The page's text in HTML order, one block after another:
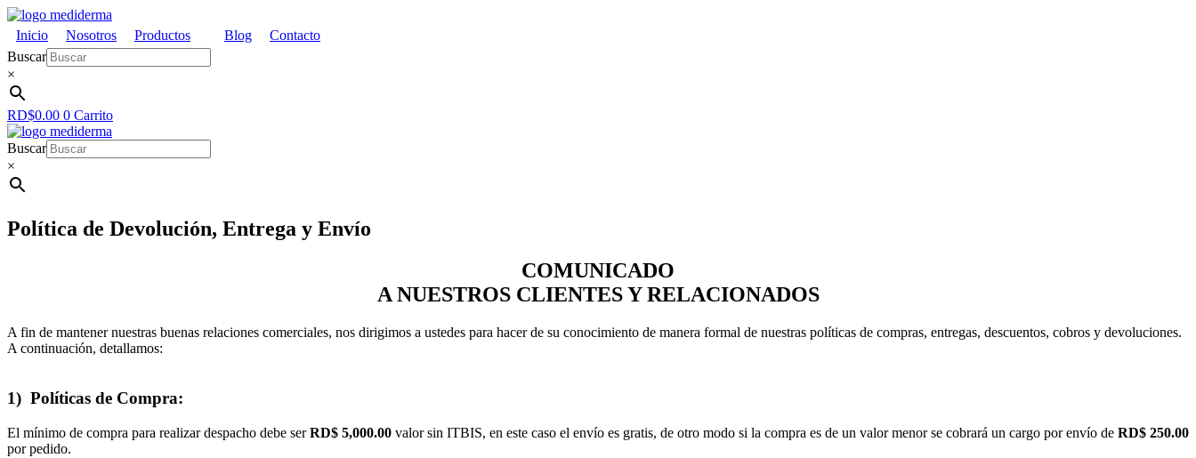
Inicio Nosotros Productos Blog
Contacto
Buscar
×
RD$0.00 0 Carrito
Buscar
×
Política de Devolución, Entrega y Envío
COMUNICADO
A NUESTROS CLIENTES Y RELACIONADOS
A fin de mantener nuestras buenas relaciones comerciales, nos dirigimos a ustedes para hacer de su conocimiento de manera formal de nuestras políticas de compras, entregas, descuentos, cobros y devoluciones.
A continuación, detallamos:
1) Políticas de Compra:
El mínimo de compra para realizar despacho debe serRD$ 5,000.00 valor sin ITBIS, en este caso el envío es gratis, de otro modo si la compra es de un valor menor se cobrará un cargo por envío de RD$ 250.00
por pedido.